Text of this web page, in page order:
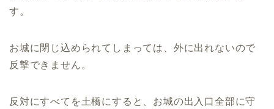
す。
お城に閉じ込められてしまっては、外に出れないので
反撃できません。
反対にすべてを土橋にすると、お城の出入口全部に守